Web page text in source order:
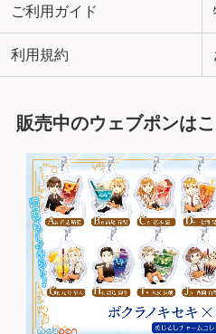
ご利用ガイド
利用規約
販売中のウェブポンは